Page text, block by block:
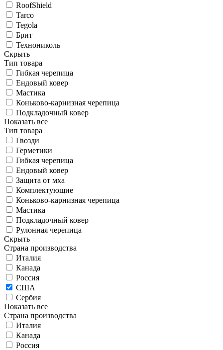
RoofShield
Tarco
Tegola
Брит
Технониколь
Скрыть
Тип товара
Гибкая черепица
Ендовый ковер
Мастика
Коньково-карнизная черепица
Подкладочный ковер
Показать все
Тип товара
Гвозди
Герметики
Гибкая черепица
Ендовый ковер
Защита от мха
Комплектующие
Коньково-карнизная черепица
Мастика
Подкладочный ковер
Рулонная черепица
Скрыть
Страна производства
Италия
Канада
Россия
США
Сербия
Показать все
Страна производства
Италия
Канада
Россия